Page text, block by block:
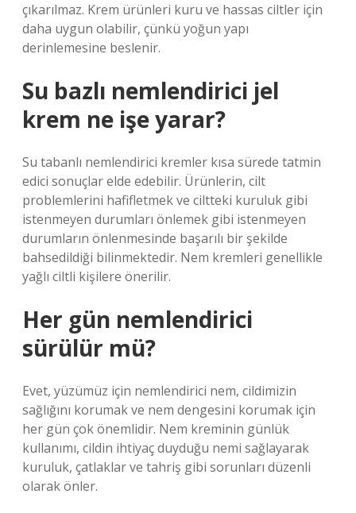
çıkarılmaz. Krem ürünleri kuru ve hassas ciltler için
daha uygun olabilir, çünkü yoğun yapı
derinlemesine beslenir.
Su bazlı nemlendirici jel
krem ne işe yarar?
Su tabanlı nemlendirici kremler kısa sürede tatmin
edici sonuçlar elde edebilir. Ürünlerin, cilt
problemlerini hafifletmek ve ciltteki kuruluk gibi
istenmeyen durumları önlemek gibi istenmeyen
durumların önlenmesinde başarılı bir şekilde
bahsedildiği bilinmektedir. Nem kremleri genellikle
yağlı ciltli kişilere önerilir.
Her gün nemlendirici
sürülür mü?
Evet, yüzümüz için nemlendirici nem, cildimizin
sağlığını korumak ve nem dengesini korumak için
her gün çok önemlidir. Nem kreminin günlük
kullanımı, cildin ihtiyaç duyduğu nemi sağlayarak
kuruluk, çatlaklar ve tahriş gibi sorunları düzenli
olarak önler.